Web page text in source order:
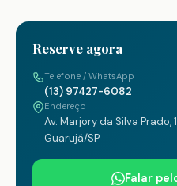
Reserve agora
Telefone / WhatsApp
(13) 97427-6082
Endereço
Av. Marjory da Silva Prado,
Guarujá/SP
Falar